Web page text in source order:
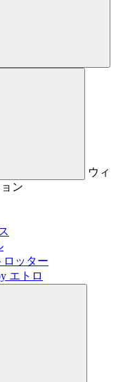
ウィ
ン
ロッター
エトロ